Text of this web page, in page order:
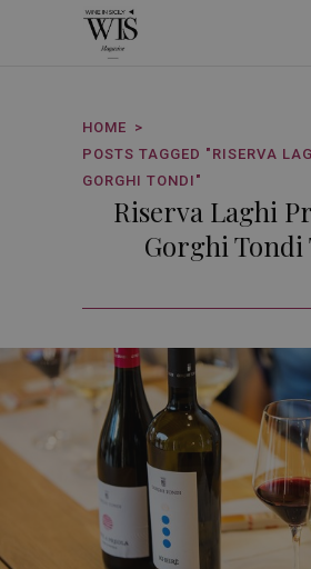
HOME
POSTS TAGGED "RISERVA
GORGHI TONDI"
Riserva Laghi
Gorghi Tondi